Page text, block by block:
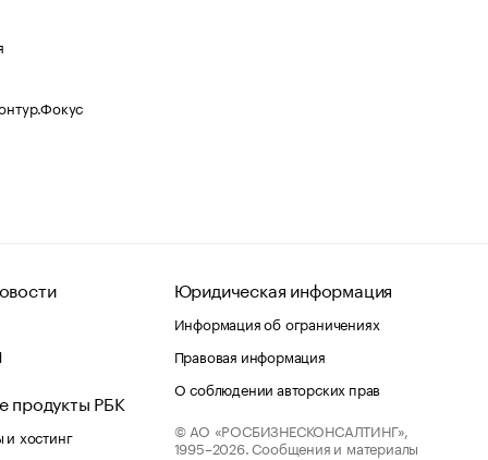
продукты РБК
хостинг
Юридическая информация
Информация об ограничениях
Правовая информация
О соблюдении авторских прав
© АО «РОСБИЗНЕСКОНСАЛТИНГ»,
1995–2026. Сообщения и материалы